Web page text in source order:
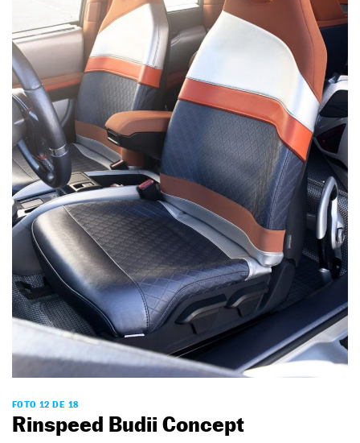
FOTO 12 DE 18
Rinspeed Budii Concept